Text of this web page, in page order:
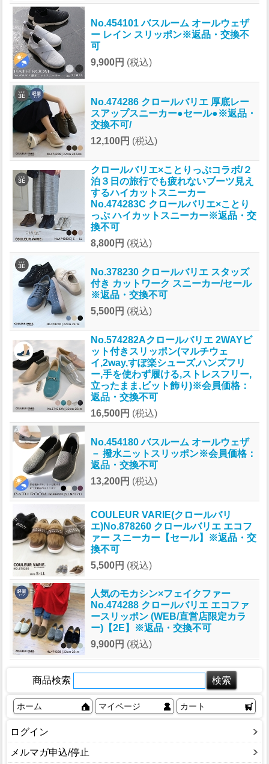
No.454101 バスルーム オールウェザ
ー レイン スリッポン※返品・交換不
可
9,900円 (税込)
No.474286 クロールバリエ 厚底レー
スアップスニーカー●セール●※返品・
交換不可/
12,100円 (税込)
クロールバリエ×ことりっぷコラボ/２
泊３日の旅行でも疲れないブーツ見え
するハイカットスニーカー
No.474283C クロールバリエ×ことり
っぷ ハイカットスニーカー※返品・交
換不可
8,800円 (税込)
No.378230 クロールバリエ スタッズ
付き カットワーク スニーカー/セール
※返品・交換不可
5,500円 (税込)
No.574282Aクロールバリエ 2WAYビ
ット付きスリッポン(マルチウェ
イ,2way,すぽ楽シューズ,ハンズフリ
ー,手を使わず履ける,ストレスフリー,
立ったまま,ビット飾り)※会員価格：
返品・交換不可
16,500円 (税込)
No.454180 バスルーム オールウェザ
－ 撥水ニットスリッポン※会員価格：
返品・交換不可
13,200円 (税込)
COULEUR VARIE(クロールバリ
エ)No.878260 クロールバリエ エコフ
ァー スニーカー【セール】※返品・交
換不可
5,500円 (税込)
人気のモカシン×フェイクファー
No.474288 クロールバリエ エコファ
ースリッポン (WEB/直営店限定カラ
ー)【2E】※返品・交換不可
9,900円 (税込)
商品検索
ホーム マイページ カート
ログイン
メルマガ申込/停止